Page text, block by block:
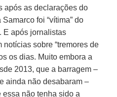
após as declarações do
foi “vítima” do
E após jornalistas
sobre “tremores de
os dias. Muito embora a
2013, que a barragem –
ainda não desabaram –
não tenha sido a